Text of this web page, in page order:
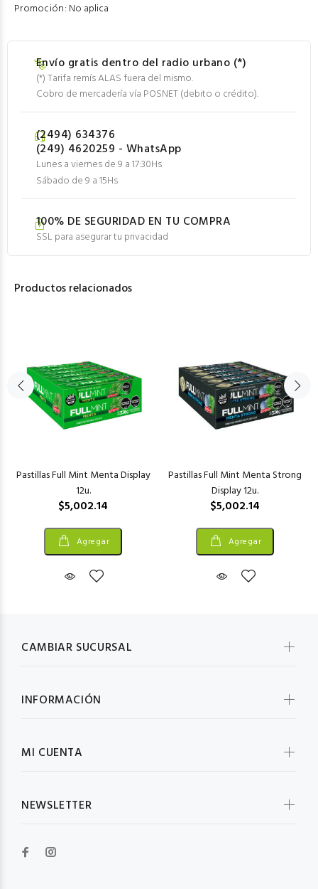
Promoción: No aplica
Envío gratis dentro del radio urbano (*)
(*) Tarifa remís ALAS fuera del mismo.
Cobro de mercadería vía POSNET (debito o crédito).
(2494) 634376
(249) 4620259 - WhatsApp
Lunes a viernes de 9 a 17:30Hs
Sábado de 9 a 15Hs
100% DE SEGURIDAD EN TU COMPRA
SSL para asegurar tu privacidad
Productos relacionados
Pastillas Full Mint Menta Display
12u.
$5,002.14
Agregar
Pastillas Full Mint Menta Strong
Display 12u.
$5,002.14
Agregar
CAMBIAR SUCURSAL
INFORMACIÓN
MI CUENTA
NEWSLETTER